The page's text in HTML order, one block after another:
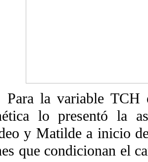
la variable TCH
lo presentó la
y Matilde a inicio
que condicionan el